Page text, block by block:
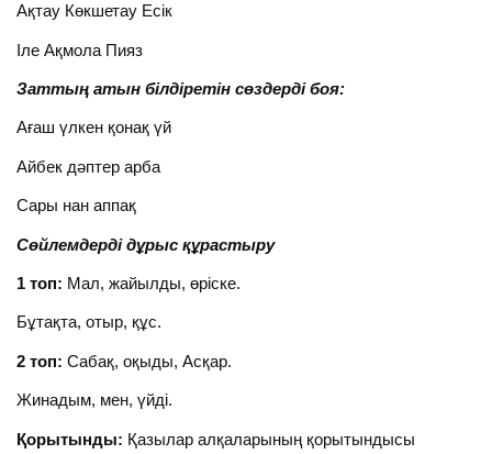
Ақтау Көкшетау Есік
Іле Ақмола Пияз
Заттың атын білдіретін сөздерді боя:
Ағаш үлкен қонақ үй
Айбек дәптер арба
Сары нан аппақ
Сөйлемдерді дұрыс құрастыру
1 топ: Мал, жайылды, өріске.
Бұтақта, отыр, құс.
2 топ: Сабақ, оқыды, Асқар.
Жинадым, мен, үйді.
Қорытынды: Қазылар алқаларының қорытындысы